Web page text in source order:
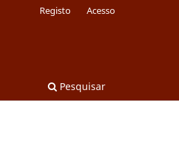
Pesquisar
Registo Acesso